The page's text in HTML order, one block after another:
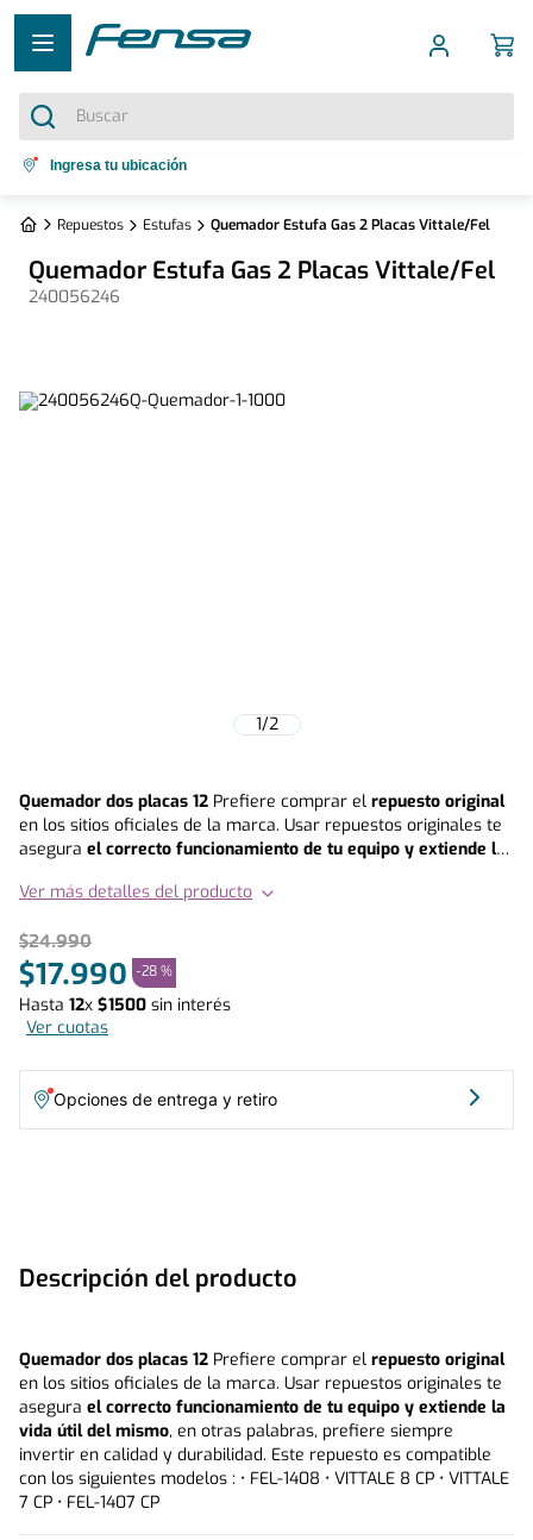
Buscar
Términos más buscados
3. bottom freezer
Ingresa tu ubicación
Repuestos Estufas Quemador Estufa Gas 2 Placas Vittale/Fel
Quemador Estufa Gas 2 Placas Vittale/Fel
240056246
1/2
Quemador dos placas 12 Prefiere comprar el repuesto original
en los sitios oficiales de la marca. Usar repuestos originales te
asegura el correcto funcionamiento de tu equipo y extiende la
en calidad y durabilidad. Este repuesto es compatible con los
FEL-1407 CP
Ver más detalles del producto
$24.990
$17.990 -28 %
Hasta 12x $1500 sin interés
Ver cuotas
Opciones de entrega y retiro
Descripción del producto
Quemador dos placas 12 Prefiere comprar el repuesto original
en los sitios oficiales de la marca. Usar repuestos originales te
asegura el correcto funcionamiento de tu equipo y extiende la
vida útil del mismo, en otras palabras, prefiere siempre
invertir en calidad y durabilidad. Este repuesto es compatible
con los siguientes modelos : • FEL-1408 • VITTALE 8 CP • VITTALE
7 CP • FEL-1407 CP